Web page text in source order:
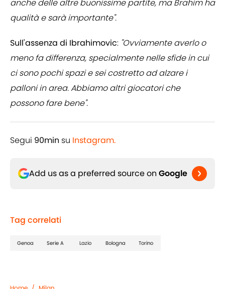
anche delle altre buonissime partite, ma Brahim ha
qualità e sarà importante".
Sull'assenza di Ibrahimovic: "Ovviamente averlo o
meno fa differenza, specialmente nelle sfide in cui
ci sono pochi spazi e sei costretto ad alzare i
palloni in area. Abbiamo altri giocatori che
possono fare bene".
Segui 90min su Instagram.
Add us as a preferred source on Google
Tag correlati
Genoa Serie A Lazio Bologna Torino